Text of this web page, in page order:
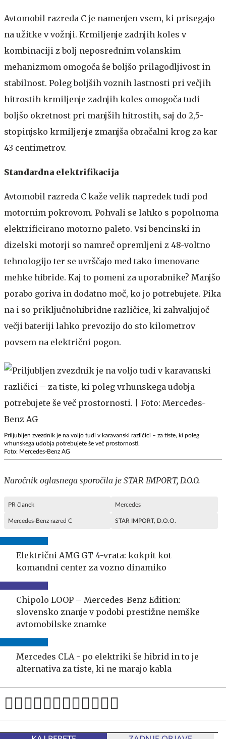
Avtomobil razreda C je namenjen vsem, ki prisegajo
na užitke v vožnji. Krmiljenje zadnjih koles v
kombinaciji z bolj neposrednim volanskim
mehanizmom omogoča še boljšo prilagodljivost in
stabilnost. Poleg boljših voznih lastnosti pri večjih
hitrostih krmiljenje zadnjih koles omogoča tudi
boljšo okretnost pri manjših hitrostih, saj do 2,5-
stopinjsko krmiljenje zmanjša obračalni krog za kar
43 centimetrov.
Standardna elektrifikacija
Avtomobil razreda C kaže velik napredek tudi pod
motornim pokrovom. Pohvali se lahko s popolnoma
elektrificirano motorno paleto. Vsi bencinski in
dizelski motorji so namreč opremljeni z 48-voltno
tehnologijo ter se uvrščajo med tako imenovane
mehke hibride. Kaj to pomeni za uporabnike? Manjšo
porabo goriva in dodatno moč, ko jo potrebujete. Pika
na i so priključnohibridne različice, ki zahvaljujoč
večji bateriji lahko prevozijo do sto kilometrov
povsem na električni pogon.
Priljubljen zvezdnik je na voljo tudi v karavanski različici – za tiste, ki poleg
vrhunskega udobja potrebujete še več prostornosti.
Foto: Mercedes-Benz AG
Naročnik oglasnega sporočila je STAR IMPORT, D.O.O.
PR članek Mercedes
Mercedes-Benz razred C STAR IMPORT, D.O.O.
Električni AMG GT 4-vrata: kokpit kot
komandni center za vozno dinamiko
Chipolo LOOP – Mercedes-Benz Edition:
slovensko znanje v podobi prestižne nemške
avtomobilske znamke
Mercedes CLA - po elektriki še hibrid in to je
alternativa za tiste, ki ne marajo kabla